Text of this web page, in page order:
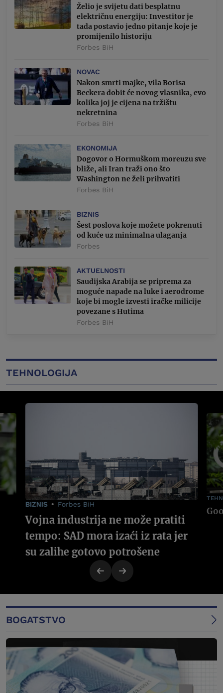
Želio je svijetu dati besplatnu
električnu energiju: Investitor je
tada postavio jedno pitanje koje je
promijenilo historiju
Forbes BiH
NOVAC
Nakon smrti majke, vila Borisa
Beckera dobit će novog vlasnika, evo
kolika joj je cijena na tržištu
nekretnina
Forbes BiH
EKONOMIJA
Dogovor o Hormuškom moreuzu sve
bliže, ali Iran traži ono što
Washington ne želi prihvatiti
Forbes BiH
BIZNIS
Šest poslova koje možete pokrenuti
od kuće uz minimalna ulaganja
Forbes
AKTUELNOSTI
Saudijska Arabija se priprema za
moguće napade na luke i aerodrome
koje bi mogle izvesti iračke milicije
povezane s Hutima
Forbes BiH
TEHNOLOGIJA
BIZNIS Forbes BiH
Vojna industrija ne može pratiti
tempo: SAD mora izaći iz rata jer
su zalihe gotovo potrošene
BOGATSTVO